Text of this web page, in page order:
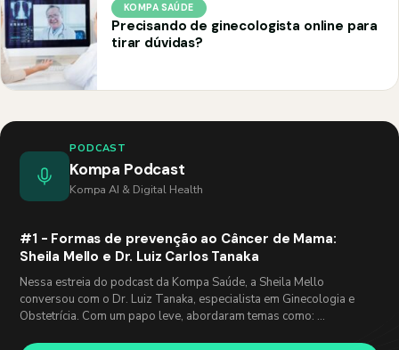
KOMPA SAÚDE
Precisando de ginecologista online para
tirar dúvidas?
PODCAST
Kompa Podcast
Kompa AI & Digital Health
#1 - Formas de prevenção ao Câncer de Mama:
Sheila Mello e Dr. Luiz Carlos Tanaka
Nessa estreia do podcast da Kompa Saúde, a Sheila Mello
conversou com o Dr. Luiz Tanaka, especialista em Ginecologia e
Obstetrícia. Com um papo leve, abordaram temas como: …